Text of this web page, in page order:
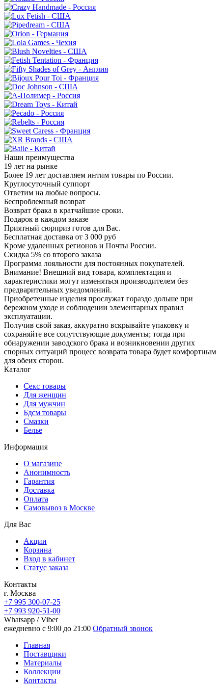
Наши преимущества
19 лет на рынке
Более 19 лет доставляем интим товары по России.
Круглосуточный суппорт
Ответим на любые вопросы.
Беспроблемный возврат
Возврат брака в кратчайшие сроки.
Подарок в каждом заказе
Приятный сюрприз готов для Вас.
Бесплатная доставка от 3 000 руб
Кроме удаленных регионов и Почты России.
Скидка 5% со второго заказа
Программа лояльности для постоянных покупателей.
Внимание! Внешний вид товара, комплектация и
характеристики могут изменяться производителем без
предварительных уведомлений.
Приобретенные изделия прослужат гораздо дольше при
бережном уходе и соблюдении элементарных правил
эксплуатации.
Получив свой заказ, аккуратно вскрывайте упаковку и
сохраняйте все сопутствующие документы; тогда при
обнаружении заводского брака и возникновении других
спорных ситуаций процесс возврата товара будет комфортным
для обеих сторон.
Каталог
Секс товары
Для женщин
Для мужчин
Бдсм товары
Смазки
Белье
Информация
О магазине
Анонимность
Гарантия
Доставка
Oплата
Самовывоз в Москве
Для Вас
Акции
Корзина
Вход в кабинет
Статус заказа
Контакты
г. Москва
+7 995 300-07-25
+7 993 920-51-00
Whatsapp / Viber
ежедневно с 9:00 до 21:00 Обратный звонок
Главная
Поставщики
Материалы
Коллекции
Контакты